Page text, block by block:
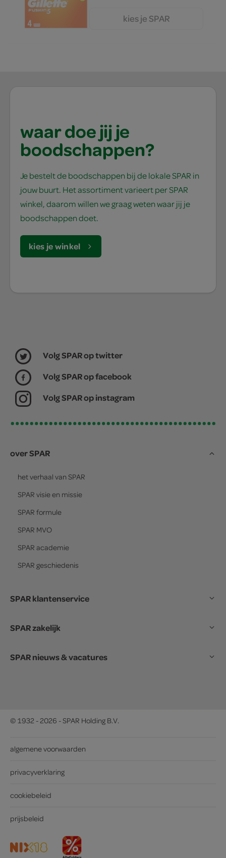
kies je SPAR
waar doe jij je
boodschappen?
Je bestelt de boodschappen bij de lokale SPAR in
jouw buurt. Het assortiment varieert per SPAR
winkel, daarom willen we graag weten waar jij je
boodschappen doet.
kies je winkel
Volg SPAR op twitter
Volg SPAR op facebook
Volg SPAR op instagram
over SPAR
het verhaal van SPAR
SPAR visie en missie
SPAR formule
SPAR MVO
SPAR academie
SPAR geschiedenis
SPAR klantenservice
SPAR zakelijk
SPAR nieuws & vacatures
© 1932 - 2026 - SPAR Holding B.V.
algemene voorwaarden
privacyverklaring
cookiebeleid
prijsbeleid